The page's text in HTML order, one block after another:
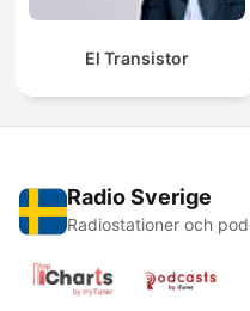
El Transistor
Radio Sverige
Radiostationer och